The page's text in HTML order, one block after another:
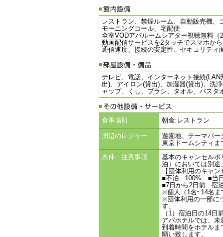
レストラン、禁煙ルーム、自動販売機、
モーニングコール、宅配便
全室VODアパルームシアター視聴無料（
動画配信サービスを2タッチでスマホか
通信速度、接続の安定性、セキュリティ
テレビ、電話、インターネット接続
出)、アイロン(貸出)、加湿器(貸出)、洗
ャップ、くし、ブラシ、タオル、バスタ
食事場所 朝食:レストラン
周辺のレジャー
遊園地、テーマパー
東京ドームシティま
条件・注意事項
基本のキャンセルポ
泊）においては別途
【団体利用のキャン
■不泊 : 100% ■当
■7日から2日前 : 宿
※個人（1名~14名ま
※団体利用の一部に
す。
（1）宿泊日の14
アパホテルでは、未
到着時間をホテルま
願い致します。